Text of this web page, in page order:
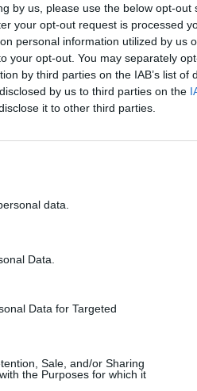
by us, please use the below opt-out
your opt-out request is processed
personal information utilized by us
your opt-out. You may separately
by third parties on the IAB’s list of
by us to third parties on the
it to other third parties.
data.
Data.
Data for Targeted
Sale, and/or Sharing
the Purposes for which it
η πορεία του
και πώς μπήκαν οι
οι σπείρες των
για μεταφορές